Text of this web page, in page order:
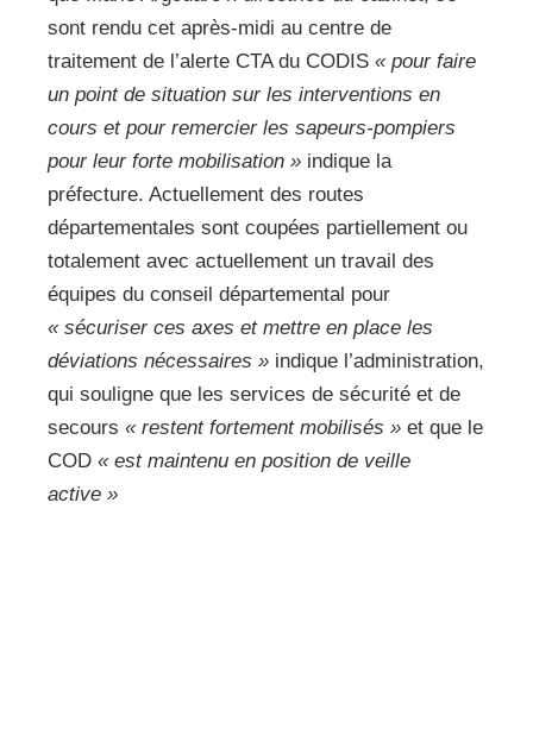
sont rendu cet après-midi au centre de
traitement de l’alerte CTA du CODIS « pour faire
un point de situation sur les interventions en
cours et pour remercier les sapeurs-pompiers
pour leur forte mobilisation » indique la
préfecture. Actuellement des routes
départementales sont coupées partiellement ou
totalement avec actuellement un travail des
équipes du conseil départemental pour
« sécuriser ces axes et mettre en place les
déviations nécessaires » indique l’administration,
qui souligne que les services de sécurité et de
secours « restent fortement mobilisés » et que le
COD « est maintenu en position de veille
active »